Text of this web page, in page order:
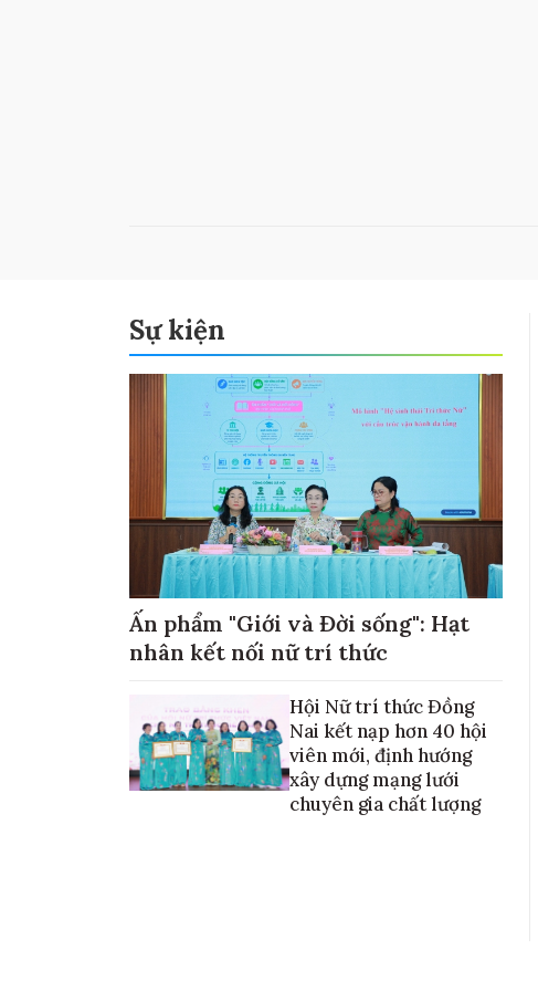
Sự kiện
Ấn phẩm "Giới và Đời sống": Hạt
nhân kết nối nữ trí thức
Hội Nữ trí thức Đồng
Nai kết nạp hơn 40 hội
viên mới, định hướng
xây dựng mạng lưới
chuyên gia chất lượng